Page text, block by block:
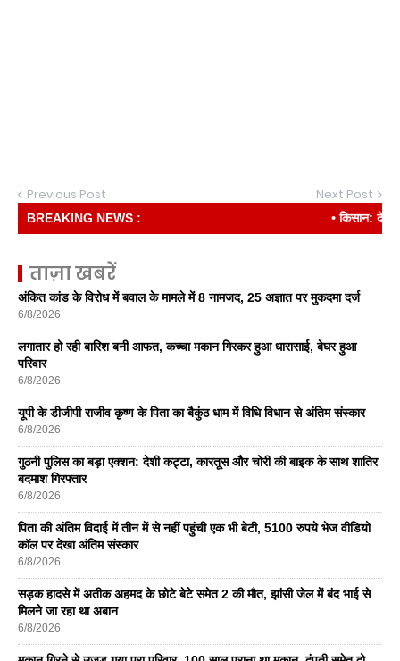
Previous Post Next Post
BREAKING NEWS : • किसान: देश की रीढ़
ताज़ा खबरें
अंकित कांड के विरोध में बवाल के मामले में 8 नामजद, 25 अज्ञात पर मुकदमा दर्ज
6/8/2026
लगातार हो रही बारिश बनी आफत, कच्चा मकान गिरकर हुआ धारासाई, बेघर हुआ
परिवार
6/8/2026
यूपी के डीजीपी राजीव कृष्ण के पिता का बैकुंठ धाम में विधि विधान से अंतिम संस्कार
6/8/2026
गुठनी पुलिस का बड़ा एक्शन: देशी कट्टा, कारतूस और चोरी की बाइक के साथ शातिर
बदमाश गिरफ्तार
6/8/2026
पिता की अंतिम विदाई में तीन में से नहीं पहुंची एक भी बेटी, 5100 रुपये भेज वीडियो
कॉल पर देखा अंतिम संस्कार
6/8/2026
सड़क हादसे में अतीक अहमद के छोटे बेटे समेत 2 की मौत, झांसी जेल में बंद भाई से
मिलने जा रहा था अबान
6/8/2026